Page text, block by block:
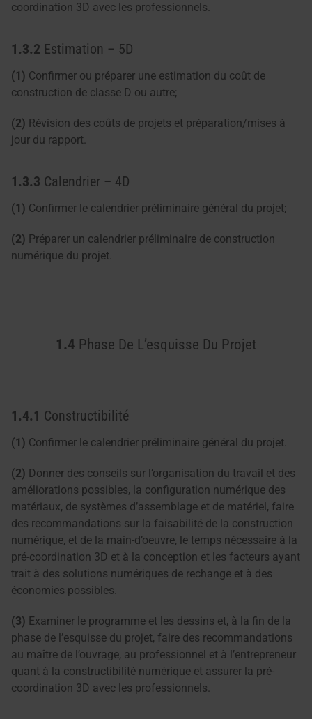
coordination 3D avec les professionnels.
1.3.2 Estimation – 5D
(1) Confirmer ou préparer une estimation du coût de
construction de classe D ou autre;
(2) Révision des coûts de projets et préparation/mises à
jour du rapport.
1.3.3 Calendrier – 4D
(1) Confirmer le calendrier préliminaire général du projet;
(2) Préparer un calendrier préliminaire de construction
numérique du projet.
1.4 Phase De L’esquisse Du Projet
1.4.1 Constructibilité
(1) Confirmer le calendrier préliminaire général du projet.
(2) Donner des conseils sur l’organisation du travail et des
améliorations possibles, la configuration numérique des
matériaux, de systèmes d’assemblage et de matériel, faire
des recommandations sur la faisabilité de la construction
numérique, et de la main-d’oeuvre, le temps nécessaire à la
pré-coordination 3D et à la conception et les facteurs ayant
trait à des solutions numériques de rechange et à des
économies possibles.
(3) Examiner le programme et les dessins et, à la fin de la
phase de l’esquisse du projet, faire des recommandations
au maître de l’ouvrage, au professionnel et à l’entrepreneur
quant à la constructibilité numérique et assurer la pré-
coordination 3D avec les professionnels.